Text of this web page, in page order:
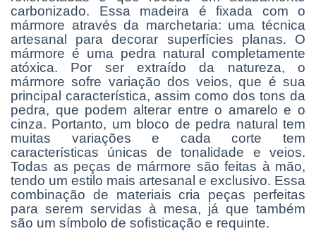
carbonizado. Essa madeira é fixada com o
mármore através da marchetaria: uma técnica
artesanal para decorar superfícies planas. O
mármore é uma pedra natural completamente
atóxica. Por ser extraído da natureza, o
mármore sofre variação dos veios, que é sua
principal característica, assim como dos tons da
pedra, que podem alterar entre o amarelo e o
cinza. Portanto, um bloco de pedra natural tem
muitas variações e cada corte tem
características únicas de tonalidade e veios.
Todas as peças de mármore são feitas à mão,
tendo um estilo mais artesanal e exclusivo. Essa
combinação de materiais cria peças perfeitas
para serem servidas à mesa, já que também
são um símbolo de sofisticação e requinte.